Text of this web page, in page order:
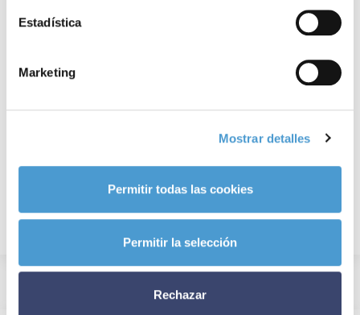
Estadística
Marketing
Mostrar detalles
Permitir todas las cookies
Permitir la selección
Rechazar